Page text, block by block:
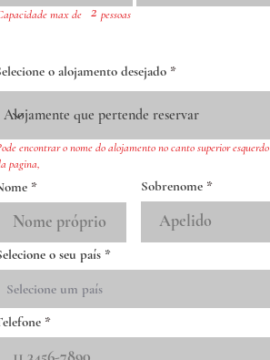
max de 2 pessoas
o alojamento desejado
encontrar o nome do alojamento no canto superior esquerdo
pagina,
Sobrenome
o seu país